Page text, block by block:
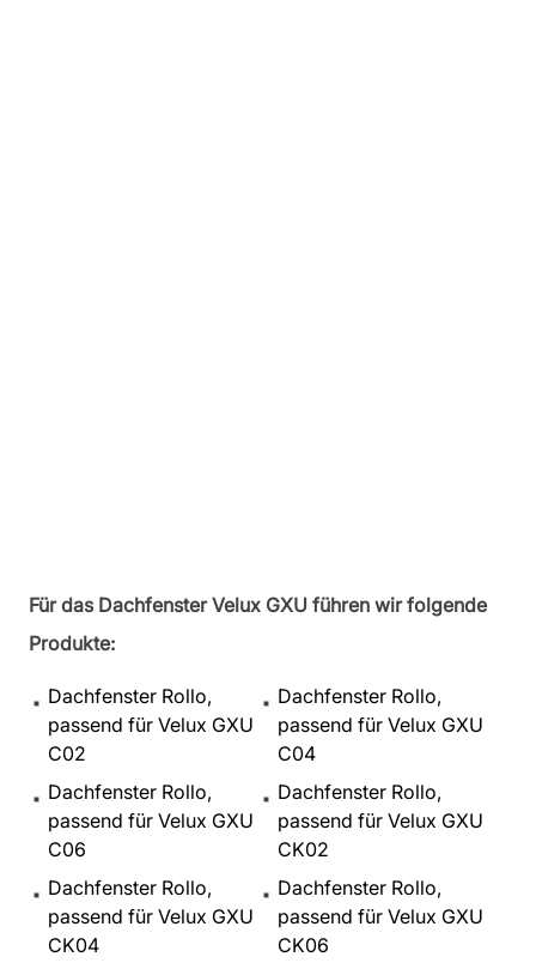
Für das Dachfenster Velux GXU führen wir folgende
Produkte:
Dachfenster Rollo,
passend für Velux GXU
C02
Dachfenster Rollo,
passend für Velux GXU
C04
Dachfenster Rollo,
passend für Velux GXU
C06
Dachfenster Rollo,
passend für Velux GXU
CK02
Dachfenster Rollo,
passend für Velux GXU
CK04
Dachfenster Rollo,
passend für Velux GXU
CK06